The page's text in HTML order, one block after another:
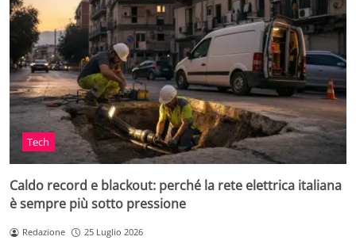
Tech
Caldo record e blackout: perché la rete elettrica italiana
è sempre più sotto pressione
Redazione 25 Luglio 2026